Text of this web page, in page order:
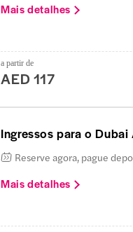
Mais detalhes
a partir de
AED 117
Ingressos para o
Reserve agora, pague
Mais detalhes